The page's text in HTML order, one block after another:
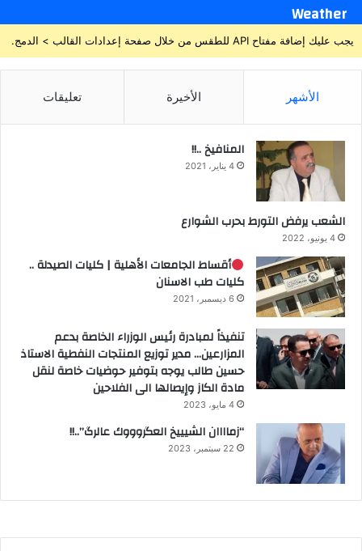
Weather
يجب عليك إضافة مفتاح API للطقس من خلال صفحة إعدادات القالب > الدمج.
الأشهر الأخيرة تعليقات
المنافيخ ..!!
4 يناير، 2021
الشعب يرفض التورط بحرب الشوارع
4 يونيو، 2022
أقساط الجامعات الأهلية | كليات الصيدلة ..
كليات طب الاسنان
6 ديسمبر، 2021
تنفيذاً لمبادرة رئيس الوزراء الخاصة بدعم
المزارعين… مدير توزيع المنتجات النفطية الاستاذ
حسين طالب يوجه بتوفير حوضيات خاصة لنقل
مادة الكاز وإيصالها الى الفلاحين
4 مايو، 2023
“زماااان الشيييخ العگروووك عالرگ”..!!
22 سبتمبر، 2023